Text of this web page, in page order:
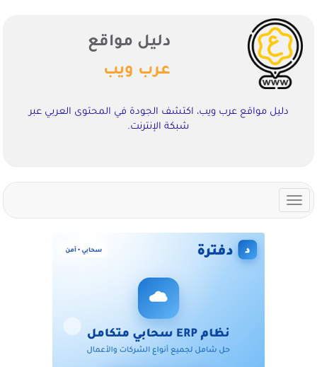
دليل مواقع
عرب ويب
دليل مواقع عرب ويب، اكتشف الجودة في المحتوى العربي عبر
شبكة الإنترنت.
Toggle
navigation